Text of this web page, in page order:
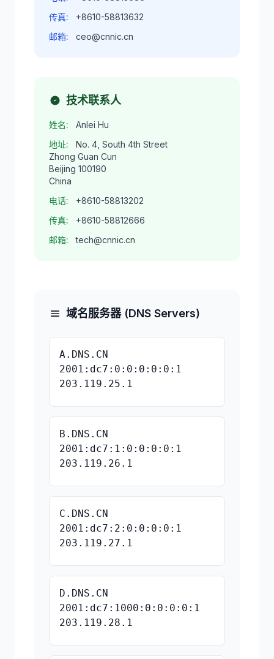
传真:
+8610-58813632
邮箱:
ceo@cnnic.cn
技术联系人
姓名:
Anlei Hu
地址:
No. 4, South 4th Street
Zhong Guan Cun
Beijing 100190
China
电话:
+8610-58813202
传真:
+8610-58812666
邮箱:
tech@cnnic.cn
域名服务器 (DNS Servers)
A.DNS.CN
2001:dc7:0:0:0:0:0:1
203.119.25.1
B.DNS.CN
2001:dc7:1:0:0:0:0:1
203.119.26.1
C.DNS.CN
2001:dc7:2:0:0:0:0:1
203.119.27.1
D.DNS.CN
2001:dc7:1000:0:0:0:0:1
203.119.28.1